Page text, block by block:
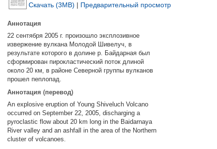
Скачать (3MB) | Предварительный просмотр
Аннотация
22 сентября 2005 г. произошло эксплозивное
извержение вулкана Молодой Шивелуч, в
результате которого в долине р. Байдарная был
сформирован пирокластический поток длиной
около 20 км, в районе Северной группы вулканов
прошел пеплопад.
Аннотация (перевод)
An explosive eruption of Young Shiveluch Volcano
occurred on September 22, 2005, discharging a
pyroclastic flow about 20 km long in the Baidarnaya
River valley and an ashfall in the area of the Northern
cluster of volcanoes.